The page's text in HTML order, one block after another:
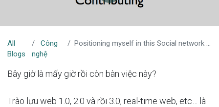
All
Blogs
Công
nghệ
Positioning myself in this Social network World (or War)???
Bây giờ là mấy giờ rồi còn bàn việc này?
Trào lưu web 1.0, 2.0 và rồi 3.0, real-time web, etc… là